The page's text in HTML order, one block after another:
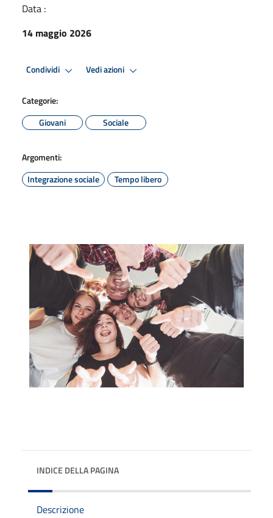
Data :
14 maggio 2026
Condividi Vedi azioni
Categorie:
Giovani
Sociale
Argomenti:
Integrazione sociale
Tempo libero
INDICE DELLA PAGINA
Descrizione